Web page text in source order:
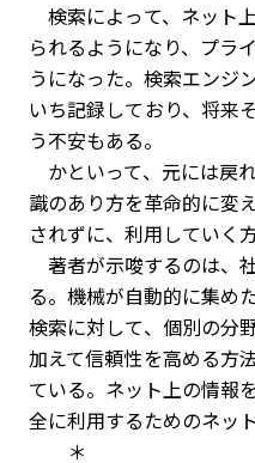
検索によって、ネット
られるようになり、プラ
うになった。検索エンジ
いち記録しており、将来
う不安もある。
かといって、元には戻
識のあり方を革命的に変
されずに、利用していく
著者が示唆するのは、
る。機械が自動的に集め
検索に対して、個別の分
加えて信頼性を高める方
ている。ネット上の情報
全に利用するためのネッ
＊